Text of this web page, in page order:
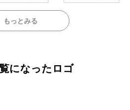
もっとみる
になったロゴ